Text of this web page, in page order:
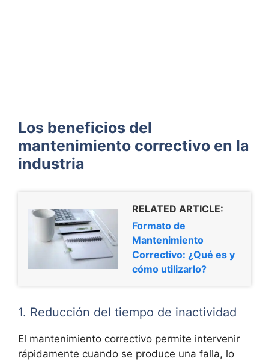
Los beneficios del
mantenimiento correctivo en la
industria
RELATED ARTICLE:
Formato de
Mantenimiento
Correctivo: ¿Qué es y
cómo utilizarlo?
1. Reducción del tiempo de inactividad
El mantenimiento correctivo permite intervenir
rápidamente cuando se produce una falla, lo